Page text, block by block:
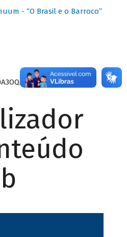
- “O Brasil e o Barroco”